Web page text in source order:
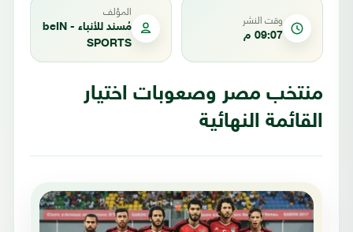
وقت النشر
09:07 م
المؤلف
مُسند للأنباء - beIN
SPORTS
منتخب مصر وصعوبات اختيار
القائمة النهائية